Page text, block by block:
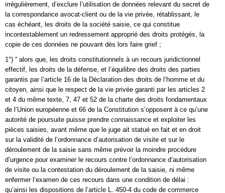
irrégulièrement, d’exclure l’utilisation de données relevant du secret de
la correspondance avocat-client ou de la vie privée, rétablissant, le
cas échéant, les droits de la société saisie, ce qui constitue
incontestablement un redressement approprié des droits protégés, la
copie de ces données ne pouvant dès lors faire grief ;
1°) “ alors que, les droits constitutionnels à un recours juridictionnel
effectif, les droits de la défense, et l’équilibre des droits des parties
garantis par l’article 16 de la Déclaration des droits de l’homme et du
citoyen, ainsi que le respect de la vie privée garanti par les articles 2
et 4 du même texte, 7, 47 et 52 de la charte des droits fondamentaux
de l’Union européenne et 66 de la Constitution s’opposent à ce qu’une
autorité de poursuite puisse prendre connaissance et exploiter les
pièces saisies, avant même que le juge ait statué en fait et en droit
sur la validité de l’ordonnance d’autorisation de visite et sur le
déroulement de la saisie sans même prévoir la moindre procédure
d’urgence pour examiner le recours contre l’ordonnance d’autorisation
de visite ou la contestation du déroulement de la saisie, ni même
enfermer l’examen de ces recours dans une condition de délai :
qu’ainsi les dispositions de l’article L. 450-4 du code de commerce